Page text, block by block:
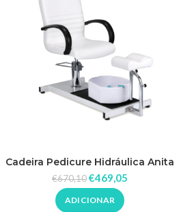
Cadeira Pedicure Hidráulica Anita
€670,10€469,05
ADICIONAR